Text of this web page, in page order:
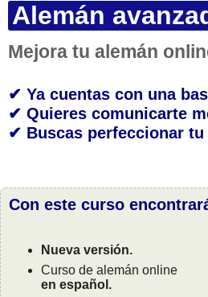
Alemán
Mejora tu alemán
✔ Ya cuentas con una
✔ Quieres comunicarte
✔ Buscas perfeccionar
Con este curso
Nueva versión.
Curso de alemán online
en español.